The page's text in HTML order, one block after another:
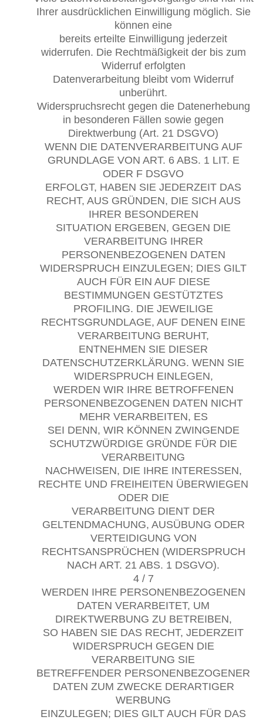
Ihrer ausdrücklichen Einwilligung möglich. Sie
können eine
bereits erteilte Einwilligung jederzeit
widerrufen. Die Rechtmäßigkeit der bis zum
Widerruf erfolgten
Datenverarbeitung bleibt vom Widerruf
unberührt.
Widerspruchsrecht gegen die Datenerhebung
in besonderen Fällen sowie gegen
Direktwerbung (Art. 21 DSGVO)
WENN DIE DATENVERARBEITUNG AUF
GRUNDLAGE VON ART. 6 ABS. 1 LIT. E
ODER F DSGVO
ERFOLGT, HABEN SIE JEDERZEIT DAS
RECHT, AUS GRÜNDEN, DIE SICH AUS
IHRER BESONDEREN
SITUATION ERGEBEN, GEGEN DIE
VERARBEITUNG IHRER
PERSONENBEZOGENEN DATEN
WIDERSPRUCH EINZULEGEN; DIES GILT
AUCH FÜR EIN AUF DIESE
BESTIMMUNGEN GESTÜTZTES
PROFILING. DIE JEWEILIGE
RECHTSGRUNDLAGE, AUF DENEN EINE
VERARBEITUNG BERUHT,
ENTNEHMEN SIE DIESER
DATENSCHUTZERKLÄRUNG. WENN SIE
WIDERSPRUCH EINLEGEN,
WERDEN WIR IHRE BETROFFENEN
PERSONENBEZOGENEN DATEN NICHT
MEHR VERARBEITEN, ES
SEI DENN, WIR KÖNNEN ZWINGENDE
SCHUTZWÜRDIGE GRÜNDE FÜR DIE
VERARBEITUNG
NACHWEISEN, DIE IHRE INTERESSEN,
RECHTE UND FREIHEITEN ÜBERWIEGEN
ODER DIE
VERARBEITUNG DIENT DER
GELTENDMACHUNG, AUSÜBUNG ODER
VERTEIDIGUNG VON
RECHTSANSPRÜCHEN (WIDERSPRUCH
NACH ART. 21 ABS. 1 DSGVO).
4 / 7
WERDEN IHRE PERSONENBEZOGENEN
DATEN VERARBEITET, UM
DIREKTWERBUNG ZU BETREIBEN,
SO HABEN SIE DAS RECHT, JEDERZEIT
WIDERSPRUCH GEGEN DIE
VERARBEITUNG SIE
BETREFFENDER PERSONENBEZOGENER
DATEN ZUM ZWECKE DERARTIGER
WERBUNG
EINZULEGEN; DIES GILT AUCH FÜR DAS